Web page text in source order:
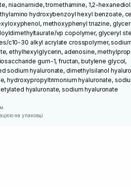
niacinamide, tromethamine, 1,2-
hydroxybenzoyl hexyl benzoate,
methoxyphenyl triazine,
vp copolymer, glyceryl
c10-30 alkyl acrylate crosspolymer,
ethylhexylglycerin, adenosine,
gum-1, fructan, butylene glycol,
sodium hyaluronate, dimethylsilanol
hydroxypropyltrimonium hyaluronate,
hyaluronate, sodium hyaluronate
на упаковці.